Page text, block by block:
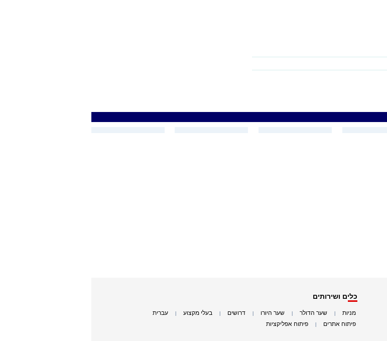
כלים ושירותים
מניות שער הדולר שער היורו דרושים בעלי מקצוע עברית
פיתוח אתרים פיתוח אפליקציות